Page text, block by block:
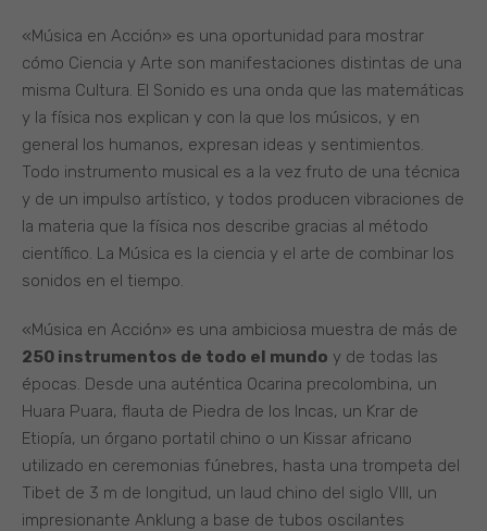
«Música en Acción» es una oportunidad para mostrar
cómo Ciencia y Arte son manifestaciones distintas de una
misma Cultura. El Sonido es una onda que las matemáticas
y la física nos explican y con la que los músicos, y en
general los humanos, expresan ideas y sentimientos.
Todo instrumento musical es a la vez fruto de una técnica
y de un impulso artístico, y todos producen vibraciones de
la materia que la física nos describe gracias al método
científico. La Música es la ciencia y el arte de combinar los
sonidos en el tiempo.
«Música en Acción» es una ambiciosa muestra de más de
250 instrumentos de todo el mundo y de todas las
épocas. Desde una auténtica Ocarina precolombina, un
Huara Puara, flauta de Piedra de los Incas, un Krar de
Etiopía, un órgano portatil chino o un Kissar africano
utilizado en ceremonias fúnebres, hasta una trompeta del
Tibet de 3 m de longitud, un laud chino del siglo VIII, un
impresionante Anklung a base de tubos oscilantes